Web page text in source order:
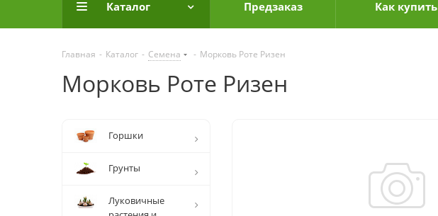
Каталог Предзаказ Как купить
Главная - Каталог - Семена - Морковь Роте Ризен
Морковь Роте Ризен
Горшки
Грунты
Луковичные